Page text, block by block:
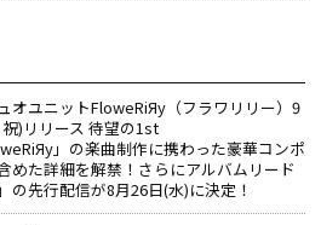
オユニットFloweRiЯy（フラワリリー）9
)リリース 待望の1st
」の楽曲制作に携わった豪華コンポ
めた詳細を解禁！さらにアルバムリード
の先行配信が8月26日(水)に決定！